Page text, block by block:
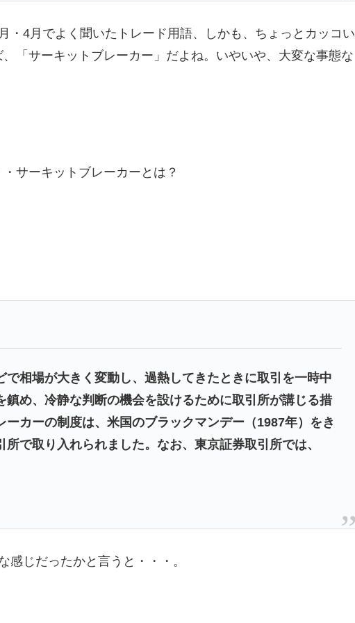
・4月でよく聞いたトレード用語、しかも、ちょっとカッコい
「サーキットブレーカー」だよね。いやいや、大変な事態な
サーキットブレーカーとは？
で相場が大きく変動し、過熱してきたときに取引を一時中
鎮め、冷静な判断の機会を設けるために取引所が講じる措
カーの制度は、米国のブラックマンデー（1987年）をき
で取り入れられました。なお、東京証券取引所では、
感じだったかと言うと・・・。